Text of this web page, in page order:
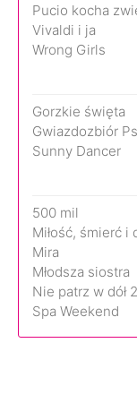
Pucio kocha
Vivaldi i ja
Wrong Girls
Gorzkie święta
Gwiazdozbiór
Sunny Dancer
500 mil
Miłość, śmierć i
Mira
Młodsza siostra
Nie patrz w dół 2
Spa Weekend